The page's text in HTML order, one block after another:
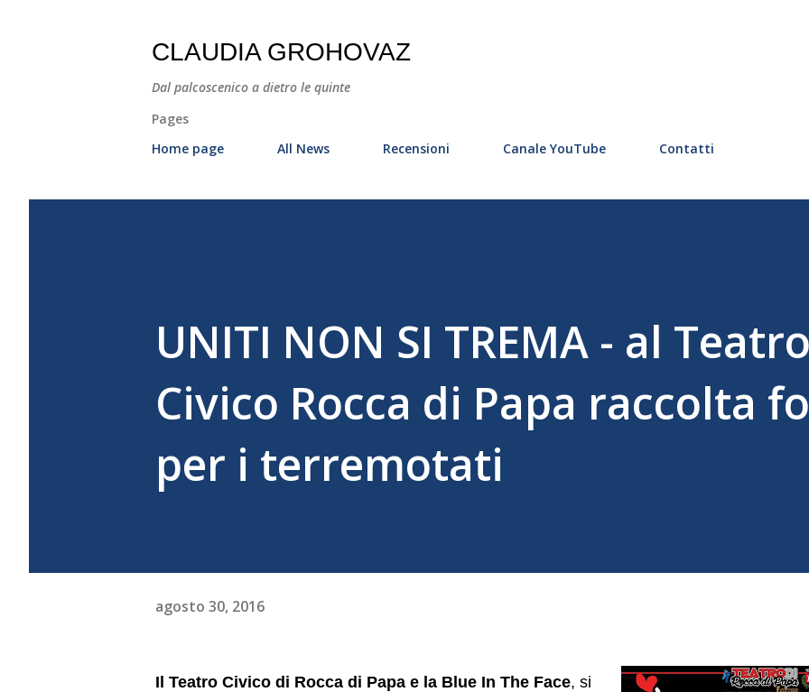
CLAUDIA GROHOVAZ
Dal palcoscenico a dietro le quinte
Pages
Home page
All News Recensioni Canale YouTube Contatti
UNITI NON SI TREMA - al
Civico Rocca di Papa raccolta
per i terremotati
agosto 30, 2016
Il Teatro Civico di Rocca di Papa e la Blue In The Face, si